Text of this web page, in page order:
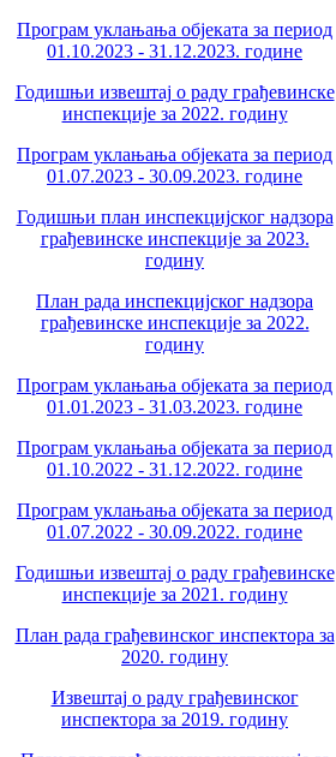
Програм уклањања објеката за период
01.10.2023 - 31.12.2023. године
Годишњи извештај о раду грађевинске
инспекције за 2022. годину
Програм уклањања објеката за период
01.07.2023 - 30.09.2023. године
Годишњи план инспекцијског надзора
грађевинске инспекције за 2023.
годину
План рада инспекцијског надзора
грађевинске инспекције за 2022.
годину
Програм уклањања објеката за период
01.01.2023 - 31.03.2023. године
Програм уклањања објеката за период
01.10.2022 - 31.12.2022. године
Програм уклањања објеката за период
01.07.2022 - 30.09.2022. године
Годишњи извештај о раду грађевинске
инспекције за 2021. годину
План рада грађевинског инспектора за
2020. годину
Извештај о раду грађевинског
инспектора за 2019. годину